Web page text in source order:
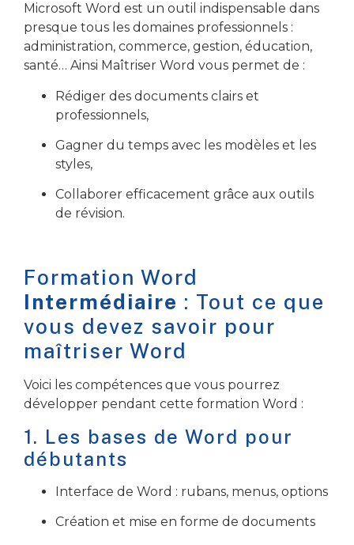
Microsoft Word est un outil indispensable dans
presque tous les domaines professionnels :
administration, commerce, gestion, éducation,
santé… Ainsi Maîtriser Word vous permet de :
Rédiger des documents clairs et
professionnels,
Gagner du temps avec les modèles et les
styles,
Collaborer efficacement grâce aux outils
de révision.
Formation Word
Intermédiaire : Tout ce que
vous devez savoir pour
maîtriser Word
Voici les compétences que vous pourrez
développer pendant cette formation Word :
1. Les bases de Word pour
débutants
Interface de Word : rubans, menus, options
Création et mise en forme de documents